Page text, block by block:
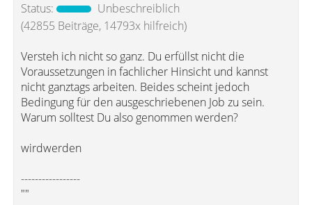
Status:
Unbeschreiblich
(42855 Beiträge, 14793x hilfreich)
Versteh ich nicht so ganz. Du erfüllst nicht die
Voraussetzungen in fachlicher Hinsicht und kannst
nicht ganztags arbeiten. Beides scheint jedoch
Bedingung für den ausgeschriebenen Job zu sein.
Warum solltest Du also genommen werden?
wirdwerden
-----------------
""